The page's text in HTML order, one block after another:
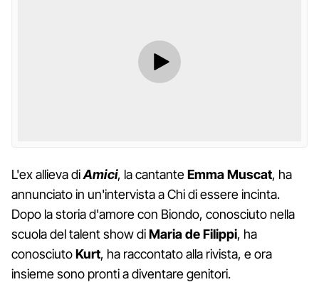
L'ex allieva diAmici, la cantanteEmma Muscat, ha
annunciato in un'intervista a Chi di essere incinta.
Dopo la storia d'amore con Biondo, conosciuto nella
scuola del talent show diMaria de Filippi, ha
conosciutoKurt, ha raccontato alla rivista, e ora
insieme sono pronti a diventare genitori.